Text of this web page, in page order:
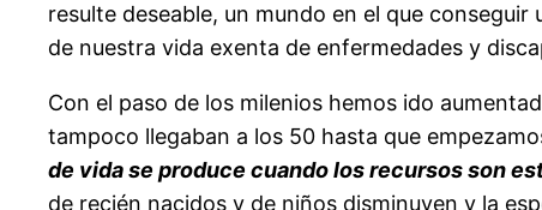
resulte deseable, un mundo en el que
de nuestra vida exenta de enfermedades y
Con el paso de los milenios hemos ido
tampoco llegaban a los 50 hasta que
de vida se produce cuando los recursos son
de recién nacidos y de niños disminuyen y la